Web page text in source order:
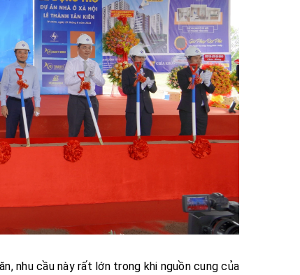
nhu cầu này rất lớn trong khi nguồn cung của